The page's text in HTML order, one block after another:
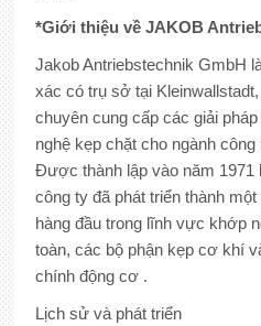
*Giới thiệu về JAKOB
Jakob Antriebstechnik GmbH
xác có trụ sở tại
chuyên cung cấp các giải
nghệ kẹp chặt cho ngành
Được thành lập vào năm 1971
công ty đã phát triển thành
hàng đầu trong lĩnh vực khớp
toàn, các bộ phận kẹp cơ khí
chính động cơ .
Lịch sử và phát triển